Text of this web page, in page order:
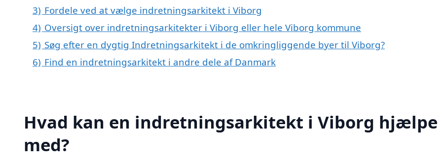
3) Fordele ved at vælge indretningsarkitekt i Viborg
4) Oversigt over indretningsarkitekter i Viborg eller hele Viborg kommune
5) Søg efter en dygtig Indretningsarkitekt i de omkringliggende byer til Viborg?
6) Find en indretningsarkitekt i andre dele af Danmark
Hvad kan en indretningsarkitekt i Viborg hjælpe
med?